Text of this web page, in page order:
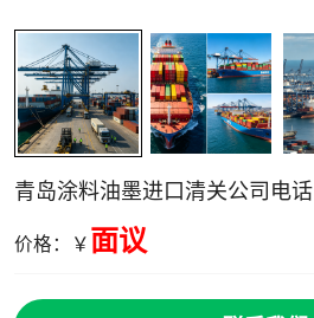
青岛涂料油墨进口清关公司电话
价格：￥ 面议